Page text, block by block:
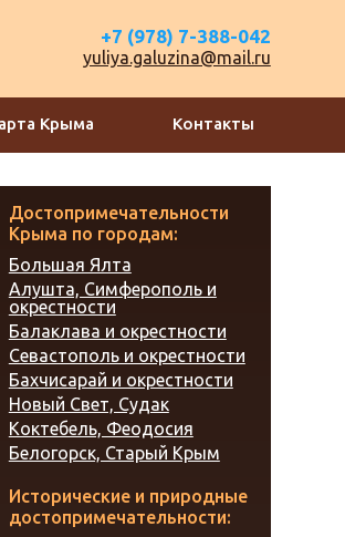
+7 (978) 7-388-042
yuliya.galuzina@mail.ru
Крыма Контакты
Достопримечательности
Крыма по городам:
Большая Ялта
Алушта, Симферополь и
окрестности
Балаклава и окрестности
Севастополь и окрестности
Бахчисарай и окрестности
Новый Свет, Судак
Коктебель, Феодосия
Белогорск, Старый Крым
Исторические и природные
достопримечательности: